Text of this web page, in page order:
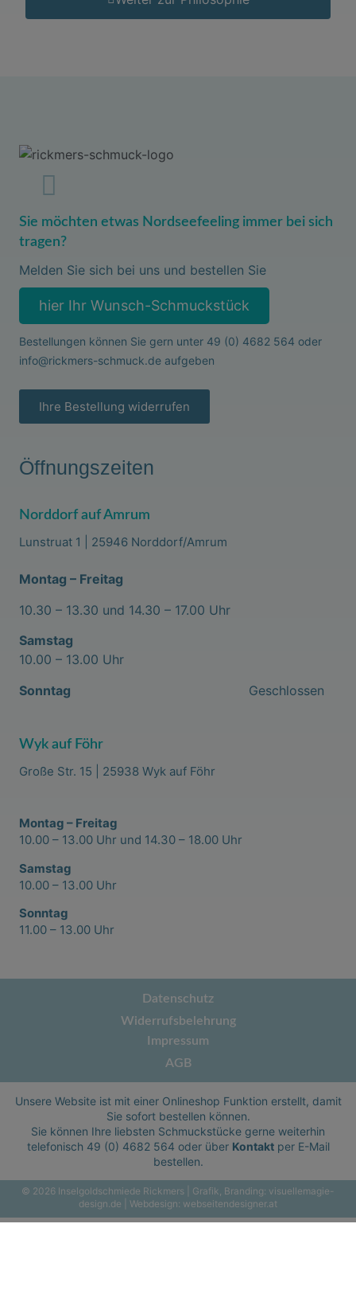
Sie möchten etwas Nordseefeeling immer bei sich
tragen?
Melden Sie sich bei uns und bestellen Sie
hier Ihr Wunsch-Schmuckstück
Bestellungen können Sie gern unter 49 (0) 4682 564 oder
info@rickmers-schmuck.deaufgeben
Ihre Bestellung widerrufen
Öffnungszeiten
Norddorf auf Amrum
Lunstruat 1 | 25946 Norddorf/Amrum
Montag – Freitag
10.30 – 13.30 und 14.30 – 17.00 Uhr
Samstag
10.00 – 13.00 Uhr
Sonntag Geschlossen
Wyk auf Föhr
Große Str. 15 | 25938 Wyk auf Föhr
Montag – Freitag
10.00 – 13.00 Uhr und 14.30 – 18.00 Uhr
Samstag
10.00 – 13.00 Uhr
Sonntag
11.00 – 13.00 Uhr
Datenschutz
Widerrufsbelehrung
Impressum
AGB
Unsere Website ist mit einer Onlineshop Funktion erstellt, damit
Sie sofort bestellen können.
Sie können Ihre liebsten Schmuckstücke gerne weiterhin
telefonisch 49 (0) 4682 564 oder über Kontaktper E-Mail
bestellen.
© 2026 Inselgoldschmiede Rickmers | Grafik, Branding: visuellemagie-
design.de | Webdesign: webseitendesigner.at